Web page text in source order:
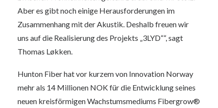
Aber es gibt noch einige Herausforderungen im
Zusammenhang mit der Akustik. Deshalb freuen wir
uns auf die Realisierung des Projekts „3LYD““, sagt
Thomas Løkken.
Hunton Fiber hat vor kurzem von Innovation Norway
mehr als 14 Millionen NOK für die Entwicklung seines
neuen kreisförmigen Wachstumsmediums Fibergrow®